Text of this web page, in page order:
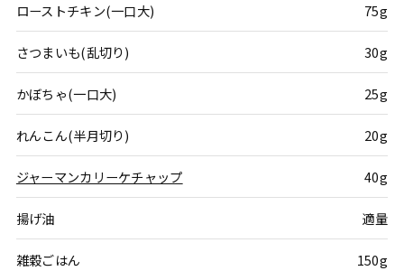
ローストチキン(一口大) 75g
さつまいも(乱切り) 30g
かぼちゃ(一口大) 25g
れんこん(半月切り) 20g
ジャーマンカリーケチャップ 40g
揚げ油 適量
雑穀ごはん 150g